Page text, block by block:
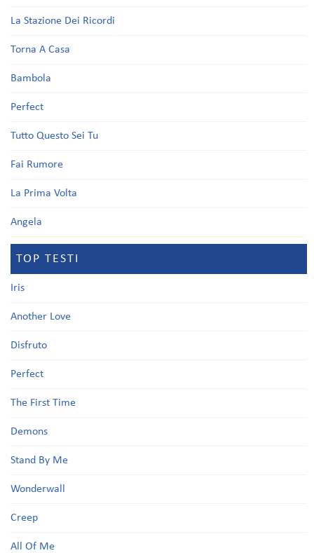
La Stazione Dei Ricordi
Torna A Casa
Bambola
Perfect
Tutto Questo Sei Tu
Fai Rumore
La Prima Volta
Angela
TOP TESTI
Iris
Another Love
Disfruto
Perfect
The First Time
Demons
Stand By Me
Wonderwall
Creep
All Of Me